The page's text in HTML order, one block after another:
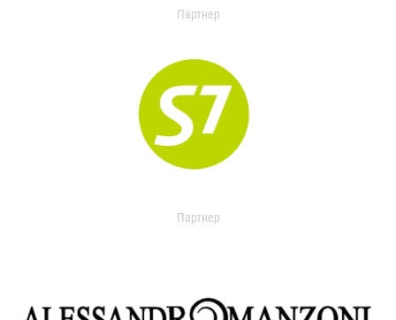
Партнер
Партнер